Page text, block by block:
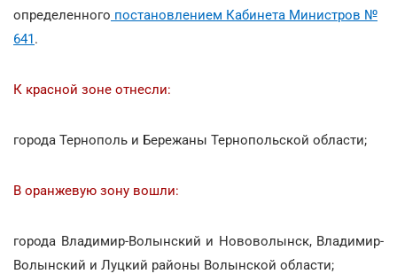
определенного постановлением Кабинета Министров №
641.
К красной зоне отнесли:
города Тернополь и Бережаны Тернопольской области;
В оранжевую зону вошли:
города Владимир-Волынский и Нововолынск, Владимир-
Волынский и Луцкий районы Волынской области;